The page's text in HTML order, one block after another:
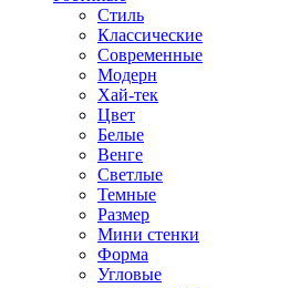
Стиль
Классические
Современные
Модерн
Хай-тек
Цвет
Белые
Венге
Светлые
Темные
Размер
Мини стенки
Форма
Угловые